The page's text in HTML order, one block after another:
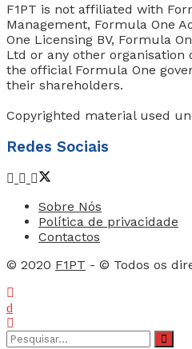
F1PT is not affiliated with
Management, Formula One
One Licensing BV, Formula
Ltd or any other organisation
the official Formula One
their shareholders.
Copyrighted material used
Redes Sociais
Sobre Nós
Política de privacidade
Contactos
© 2020 F1PT - © Todos os